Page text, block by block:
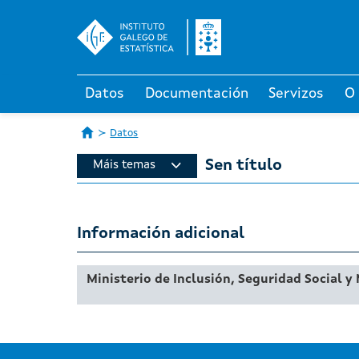
Datos Documentación Servizos O
Datos
Máis temas Sen título
Información adicional
Ministerio de Inclusión, Seguridad Social